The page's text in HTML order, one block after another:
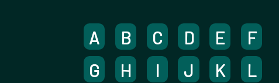
A B C D E
F
G
H I J K
L